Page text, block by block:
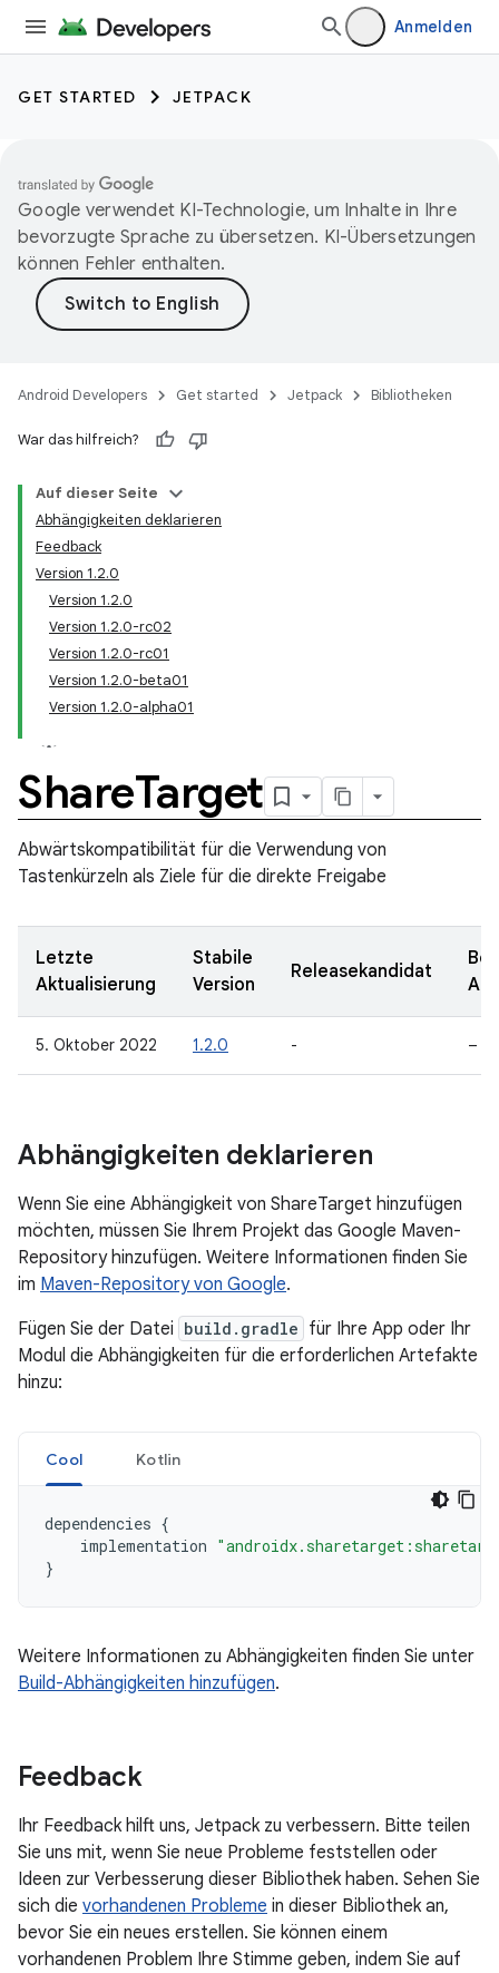
Anmelden
GET STARTED JETPACK
Google verwendet KI-Technologie, um Inhalte in Ihre
bevorzugte Sprache zu übersetzen. KI-Übersetzungen
können Fehler enthalten.
Android Developers Get started Jetpack Bibliotheken
War das hilfreich?
Auf dieser Seite
Abhängigkeiten deklarieren
Feedback
Version 1.2.0
Version 1.2.0
Version 1.2.0-rc02
Version 1.2.0-rc01
Version 1.2.0-beta01
Version 1.2.0-alpha01
ShareTarget
Abwärtskompatibilität für die Verwendung von
Tastenkürzeln als Ziele für die direkte Freigabe
Letzte
Aktualisierung
Stabile
Version
Releasekandidat
5. Oktober 2022 1.2.0 - –
Abhängigkeiten deklarieren
Wenn Sie eine Abhängigkeit von ShareTarget hinzufügen
möchten, müssen Sie Ihrem Projekt das Google Maven-
Repository hinzufügen. Weitere Informationen finden Sie
im Maven-Repository von Google.
Fügen Sie der Datei build.gradle für Ihre App oder Ihr
Modul die Abhängigkeiten für die erforderlichen Artefakte
hinzu:
Cool Kotlin
dependencies {
implementation
}
Weitere Informationen zu Abhängigkeiten finden Sie unter
Build-Abhängigkeiten hinzufügen.
Feedback
Ihr Feedback hilft uns, Jetpack zu verbessern. Bitte teilen
Sie uns mit, wenn Sie neue Probleme feststellen oder
Ideen zur Verbesserung dieser Bibliothek haben. Sehen Sie
sich die vorhandenen Probleme in dieser Bibliothek an,
bevor Sie ein neues erstellen. Sie können einem
vorhandenen Problem Ihre Stimme geben, indem Sie auf